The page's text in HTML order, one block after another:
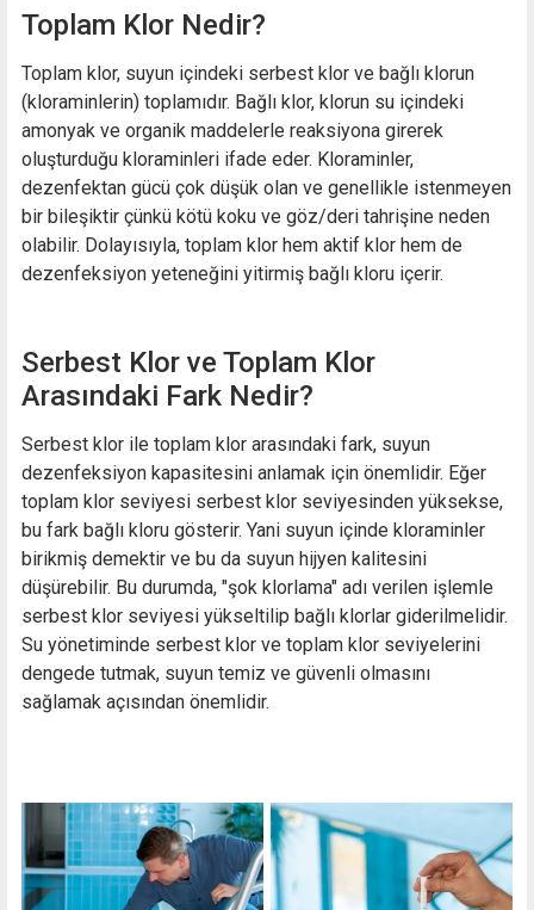
Toplam Klor Nedir?
Toplam klor, suyun içindeki serbest klor ve bağlı klorun
(kloraminlerin) toplamıdır. Bağlı klor, klorun su içindeki
amonyak ve organik maddelerle reaksiyona girerek
oluşturduğu kloraminleri ifade eder. Kloraminler,
dezenfektan gücü çok düşük olan ve genellikle istenmeyen
bir bileşiktir çünkü kötü koku ve göz/deri tahrişine neden
olabilir. Dolayısıyla, toplam klor hem aktif klor hem de
dezenfeksiyon yeteneğini yitirmiş bağlı kloru içerir.
Serbest Klor ve Toplam Klor
Arasındaki Fark Nedir?
Serbest klor ile toplam klor arasındaki fark, suyun
dezenfeksiyon kapasitesini anlamak için önemlidir. Eğer
toplam klor seviyesi serbest klor seviyesinden yüksekse,
bu fark bağlı kloru gösterir. Yani suyun içinde kloraminler
birikmiş demektir ve bu da suyun hijyen kalitesini
düşürebilir. Bu durumda, "şok klorlama" adı verilen işlemle
serbest klor seviyesi yükseltilip bağlı klorlar giderilmelidir.
Su yönetiminde serbest klor ve toplam klor seviyelerini
dengede tutmak, suyun temiz ve güvenli olmasını
sağlamak açısından önemlidir.